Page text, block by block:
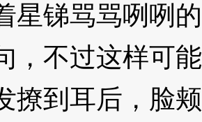
锑骂骂咧咧的
，不过这样可
撩到耳后，脸